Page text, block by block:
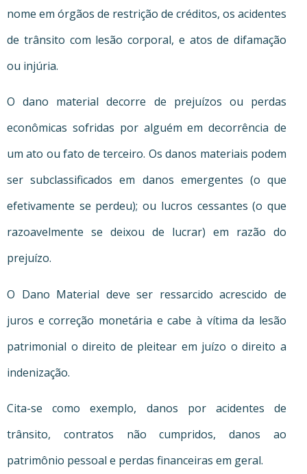
nome em órgãos de restrição de créditos, os acidentes
de trânsito com lesão corporal, e atos de difamação
ou injúria.
O dano material decorre de prejuízos ou perdas
econômicas sofridas por alguém em decorrência de
um ato ou fato de terceiro. Os danos materiais podem
ser subclassificados em danos emergentes (o que
efetivamente se perdeu); ou lucros cessantes (o que
razoavelmente se deixou de lucrar) em razão do
prejuízo.
O Dano Material deve ser ressarcido acrescido de
juros e correção monetária e cabe à vítima da lesão
patrimonial o direito de pleitear em juízo o direito a
indenização.
Cita-se como exemplo, danos por acidentes de
trânsito, contratos não cumpridos, danos ao
patrimônio pessoal e perdas financeiras em geral.